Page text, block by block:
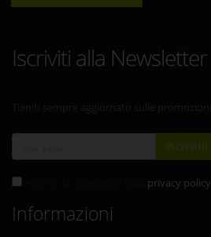
Iscriviti alla Newsletter
Iscriviti!
privacy policy
Informazioni